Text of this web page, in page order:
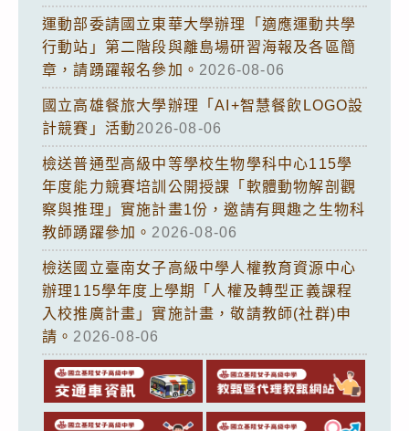
運動部委請國立東華大學辦理「適應運動共學
行動站」第二階段與離島場研習海報及各區簡
章，請踴躍報名參加。 2026-08-06
國立高雄餐旅大學辦理「AI+智慧餐飲LOGO設
計競賽」活動2026-08-06
檢送普通型高級中等學校生物學科中心115學
年度能力競賽培訓公開授課「軟體動物解剖觀
察與推理」實施計畫1份，邀請有興趣之生物科
教師踴躍參加。 2026-08-06
檢送國立臺南女子高級中學人權教育資源中心
辦理115學年度上學期「人權及轉型正義課程
入校推廣計畫」實施計畫，敬請教師(社群)申
請。 2026-08-06